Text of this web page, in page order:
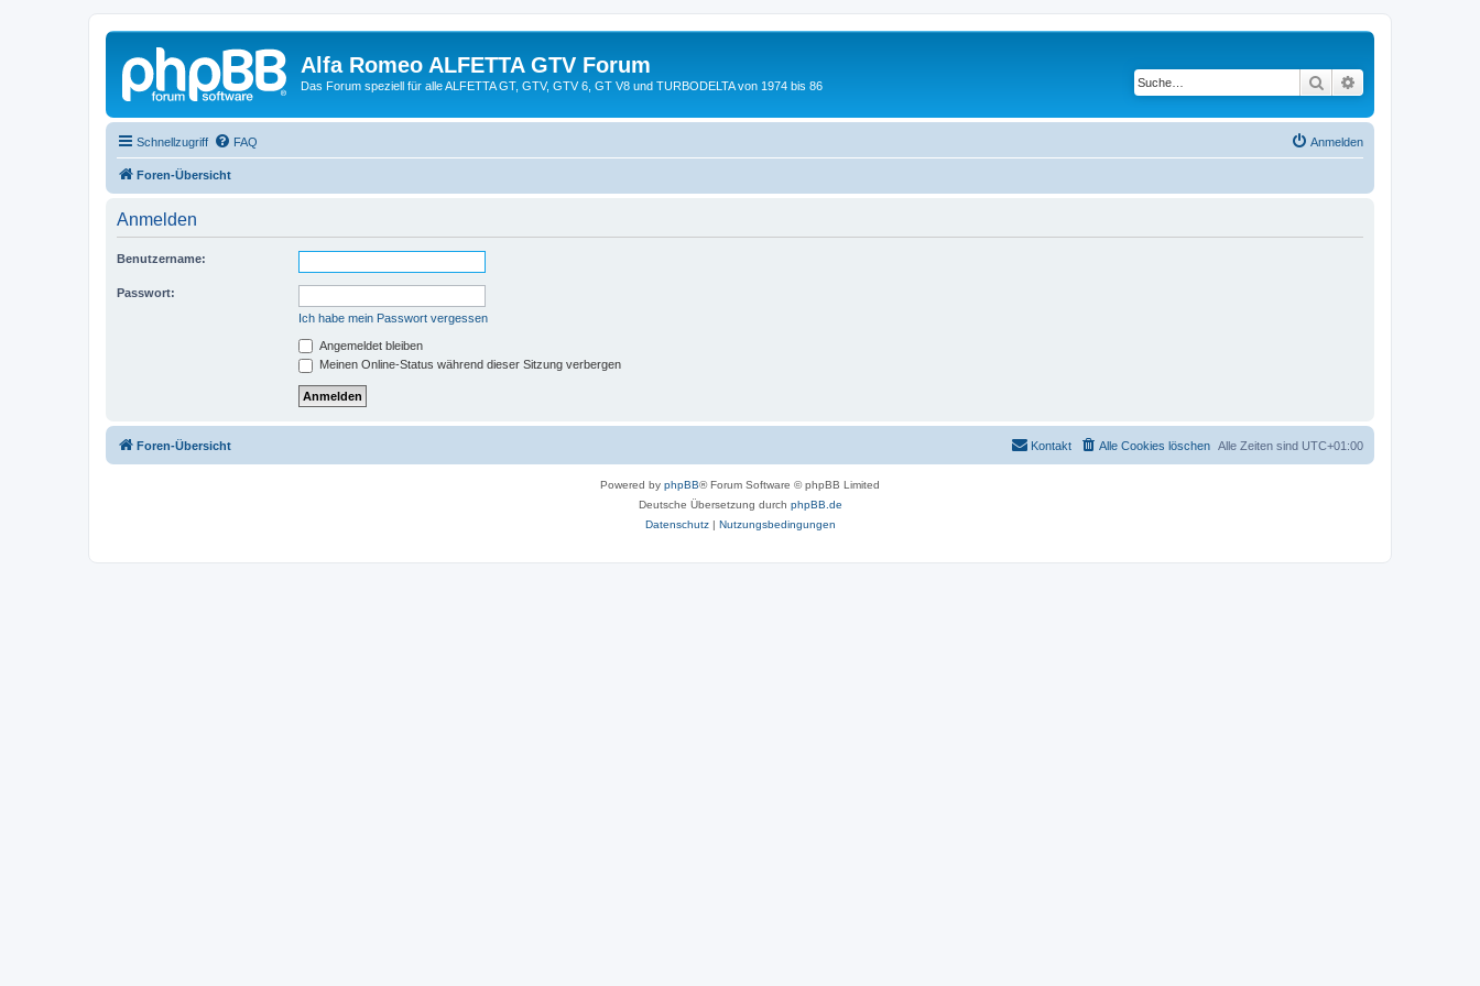
Alfa Romeo ALFETTA GTV Forum
Das Forum speziell für alle ALFETTA GT, GTV, GTV 6, GT V8 und TURBODELTA von 1974 bis 86 Suche
Schnellzugriff FAQ Anmelden
Foren-Übersicht
Anmelden
Benutzername:
Passwort:
Ich habe mein Passwort vergessen
Angemeldet bleiben
Meinen Online-Status während dieser Sitzung verbergen
Foren-Übersicht Alle Zeiten sind UTC+01:00
Alle Cookies löschen
Kontakt
Powered by phpBB® Forum Software © phpBB Limited
Deutsche Übersetzung durch phpBB.de
Datenschutz| Nutzungsbedingungen